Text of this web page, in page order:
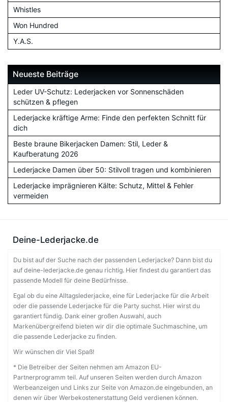
Whistles
Won Hundred
Y.A.S.
Neueste Beiträge
Leder UV-Schutz: Lederjacken vor Sonnenschäden
schützen & pflegen
Lederjacke kräftige Arme: Finde den perfekten Schnitt für
dich
Beste braune Bikerjacken Damen: Stil, Leder &
Kaufberatung 2026
Lederjacke Damen über 50: Stilvoll tragen und kombinieren
Lederjacke imprägnieren Kälte: Schutz, Mittel & Fehler
vermeiden
Deine-Lederjacke.de
Du bist auf der Suche nach der passenden Lederjacke? Dann bist du
auf deine-lederjacke.de genau richtig. Hier findest du garantiert das
passende Modell für deine Bedürfnisse.
Egal ob du eine Alltagslederjacke, eine für Lederjacke für die Arbeit
oder die passende Lederjacke für die Party suchst. Hier wirst du
garantiert fündig. Dank einer großen Auswahl, auch
Markenübergreifend bieten wir dir die optimale Suchmaschine, um
die passende Lederjacke zu finden.
Wir wünschen dir Viel Spaß!
* Die Betreiber der Seiten nehmen am Amazon EU-
Partnerprogramm teil. Auf unseren Seiten werden durch Amazon
Werbeanzeigen und Links zur Seite von Amazon.de eingebunden, an
denen wir über Werbekostenerstattung Geld verdienen können.